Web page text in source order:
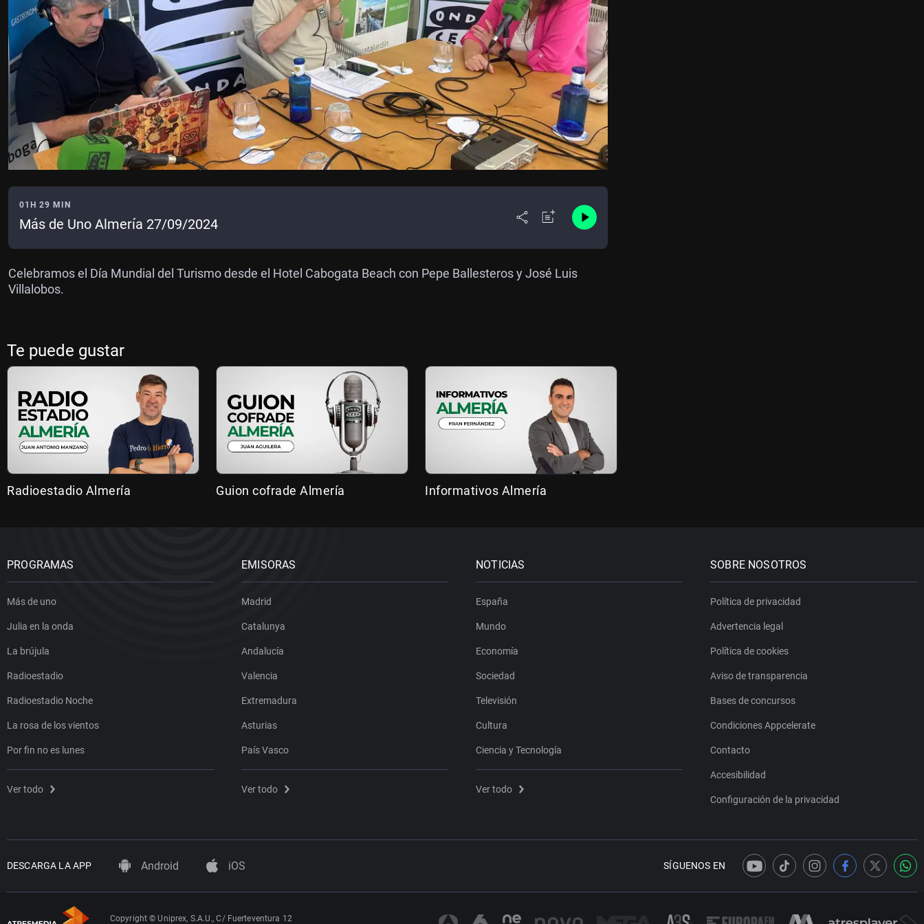
01H 29 MIN
Más de Uno Almería 27/09/2024
Celebramos el Día Mundial del Turismo desde el Hotel Cabogata Beach con Pepe Ballesteros y José Luis
Villalobos.
Te puede gustar
Radioestadio Almería Guion cofrade Almería Informativos Almería
PROGRAMAS
Más de uno
Julia en la onda
La brújula
Radioestadio
Radioestadio Noche
La rosa de los vientos
Por fin no es lunes
Ver todo
EMISORAS
Madrid
Catalunya
Andalucía
Valencia
Extremadura
Asturias
País Vasco
Ver todo
NOTICIAS
España
Mundo
Economía
Sociedad
Televisión
Cultura
Ciencia y Tecnología
Ver todo
SOBRE NOSOTROS
Política de privacidad
Advertencia legal
Política de cookies
Aviso de transparencia
Bases de concursos
Condiciones Appcelerate
Contacto
Accesibilidad
Configuración de la privacidad
DESCARGA LA APP Android iOS SÍGUENOS EN
Copyright © Uniprex, S.A.U., C/ Fuerteventura 12